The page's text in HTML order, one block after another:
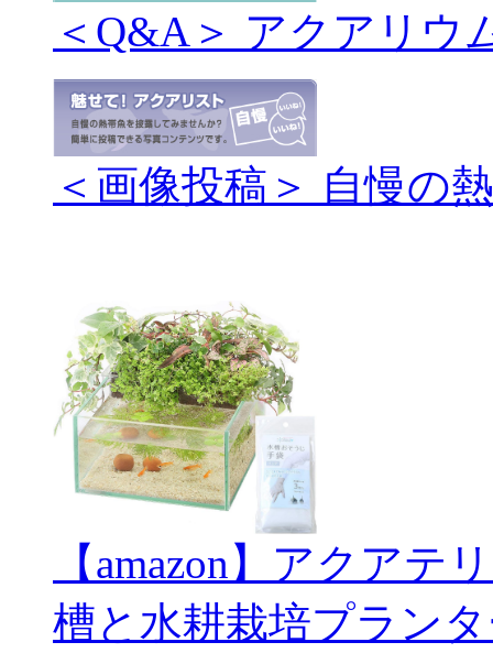
＜Q&A＞ アクアリウ
＜画像投稿＞ 自慢の
【amazon】アクアテ
槽と水耕栽培プラン